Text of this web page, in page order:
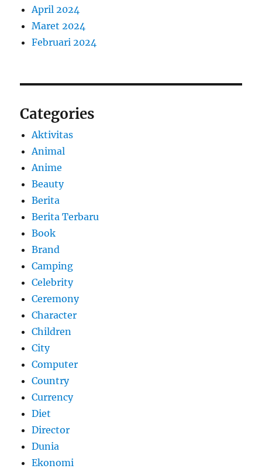
April 2024
Maret 2024
Februari 2024
Categories
Aktivitas
Animal
Anime
Beauty
Berita
Berita Terbaru
Book
Brand
Camping
Celebrity
Ceremony
Character
Children
City
Computer
Country
Currency
Diet
Director
Dunia
Ekonomi